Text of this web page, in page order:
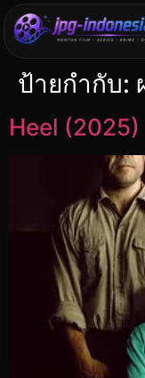
ป้ายกำกับ:
Heel (2025)